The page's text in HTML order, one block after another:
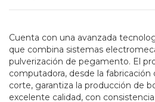
Cuenta con una avanzada
que combina sistemas
pulverización de pegamento. El
computadora, desde la fabricación
corte, garantiza la producción de
excelente calidad, con